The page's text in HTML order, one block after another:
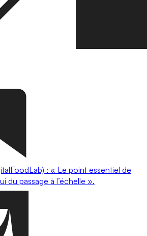
: « Le point essentiel de
du passage à l’échelle ».